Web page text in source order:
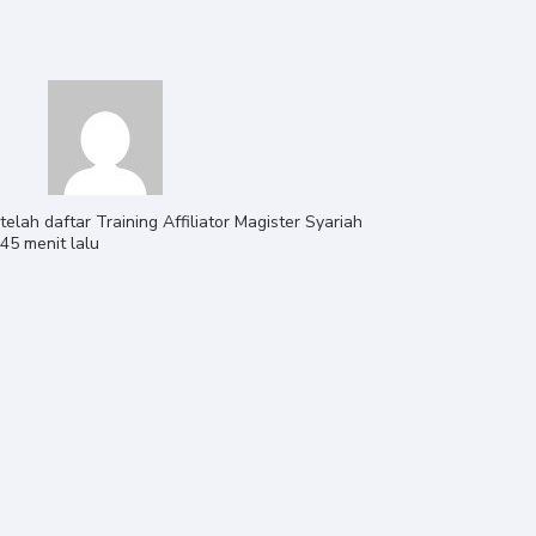
telah daftar Training Affiliator Magister Syariah
45 menit lalu